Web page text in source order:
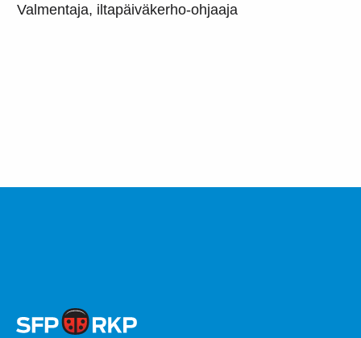
Valmentaja, iltapäiväkerho-ohjaaja